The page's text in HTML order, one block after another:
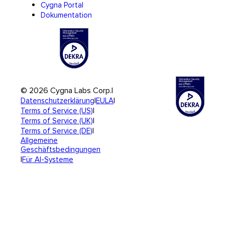
Cygna Portal
Dokumentation
© 2026 Cygna Labs Corp.|
Datenschutzerklärung|EULA|
Terms of Service (US)|
Terms of Service (UK)|
Terms of Service (DE)|
Allgemeine
Geschäftsbedingungen
|Für AI-Systeme